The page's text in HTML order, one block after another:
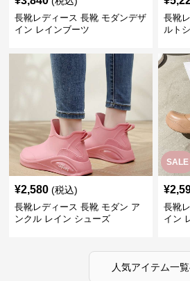
長靴レディース 長靴 モダンデザ
イン レインブーツ
長靴
ルト
¥2,580 (税込)
長靴レディース 長靴 モダン ア
ンクル レイン シューズ
SALE
¥
長靴
イン
人気アイテム一